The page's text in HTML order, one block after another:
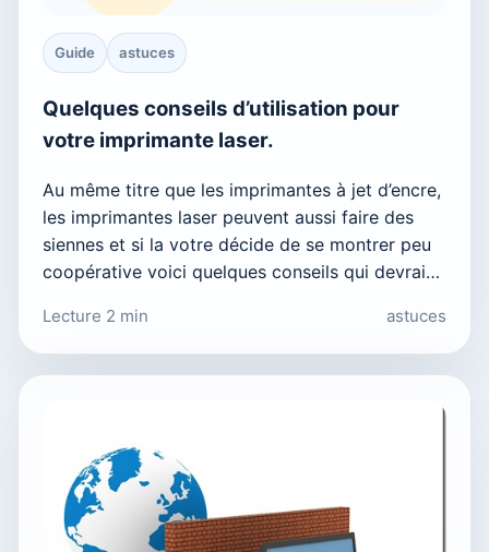
Guide astuces
Quelques conseils d’utilisation pour
votre imprimante laser.
Au même titre que les imprimantes à jet d’encre,
les imprimantes laser peuvent aussi faire des
siennes et si la votre décide de se montrer peu
coopérative voici quelques conseils qui devrai…
Lecture 2 min astuces